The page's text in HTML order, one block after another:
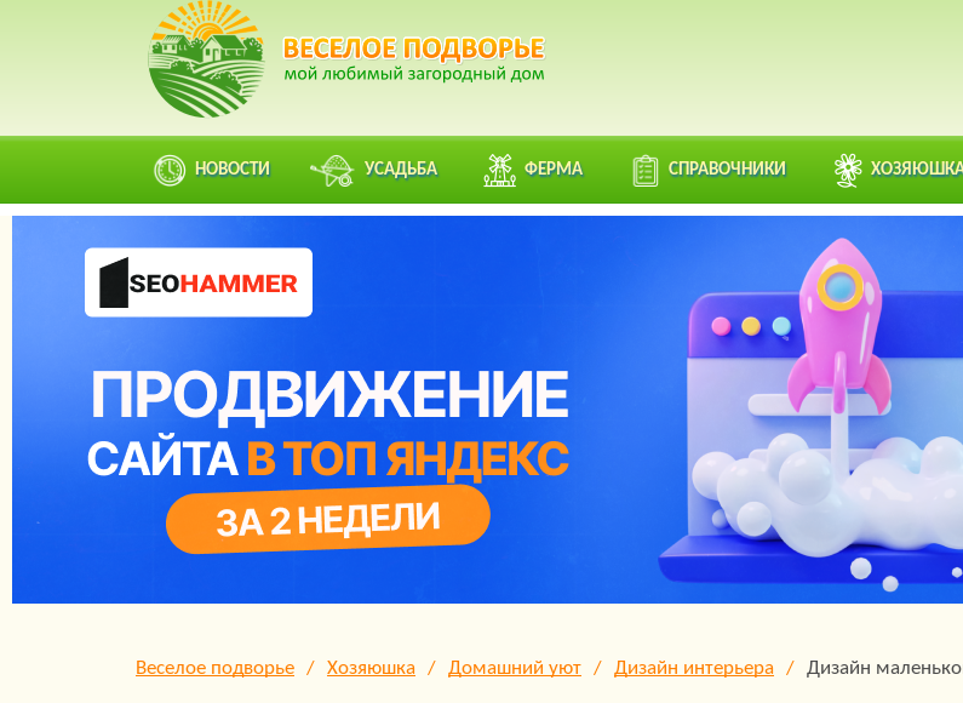
НОВОСТИ УСАДЬБА ФЕРМА СПРАВОЧНИКИ
Веселое подворье Хозяюшка Домашний уют Дизайн интерьера Дизайн